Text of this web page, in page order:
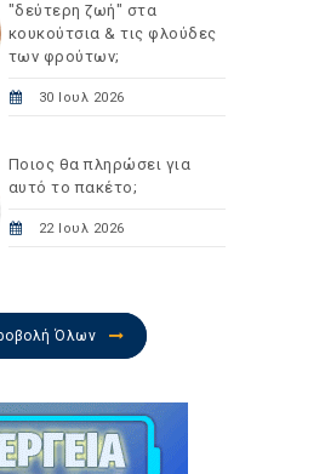
"δεύτερη ζωή" στα
κουκούτσια & τις φλούδες
των φρούτων;
30 Ιουλ 2026
Ποιος θα πληρώσει για
αυτό το πακέτο;
22 Ιουλ 2026
Όλων